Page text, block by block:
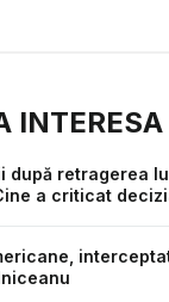
INTERESA
după retragerea
a criticat